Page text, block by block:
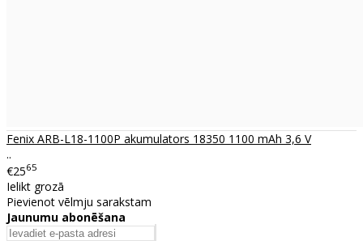
Fenix ARB-L18-1100P akumulators 18350 1100 mAh 3,6 V
..
€2565
Ielikt grozā
Pievienot vēlmju sarakstam
Jaunumu abonēšana